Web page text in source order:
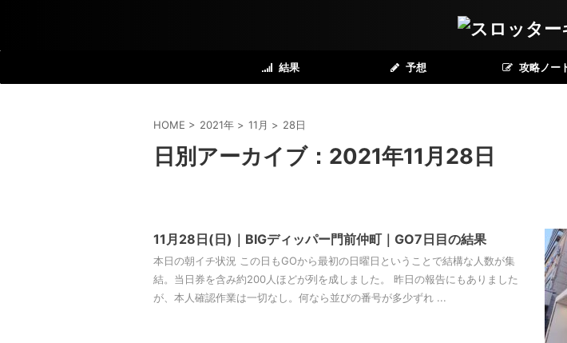
結果 予想 攻略ノー
HOME > 2021年 > 11月 > 28日
日別アーカイブ：2021年11月28日
11月28日(日)｜BIGディッパー門前仲町｜GO7日目の結果
本日の朝イチ状況 この日もGOから最初の日曜日ということで結構な人数が集
結。当日券を含み約200人ほどが列を成しました。 昨日の報告にもありました
が、本人確認作業は一切なし。何なら並びの番号が多少ずれ ...